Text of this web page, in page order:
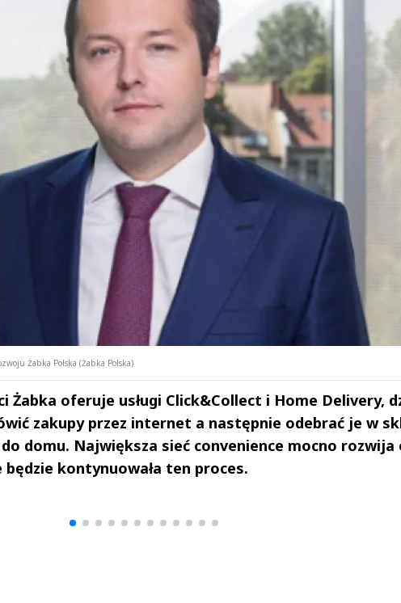
Żabka Polska (Żabka Polska)
Żabka oferuje usługi Click&Collect i Home Delivery,
zakupy przez internet a następnie odebrać je w
domu. Największa sieć convenience mocno rozwija
będzie kontynuowała ten proces.
i Andrzej
Sterniccy